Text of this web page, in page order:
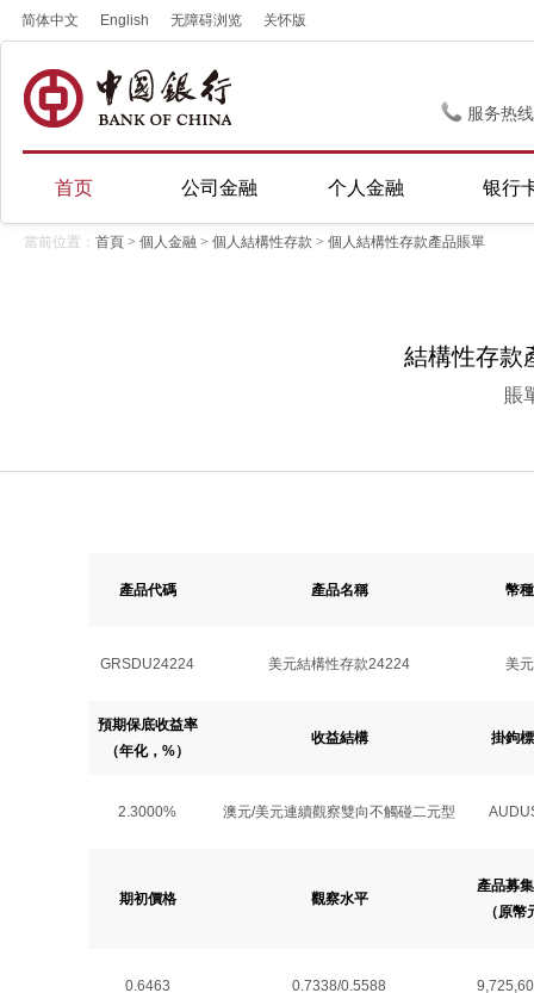
简体中文 English 无障碍浏览 关怀版
服务热
首页 公司金融 个人金融 银行
當前位置： 首頁 > 個人金融 > 個人結構性存款 > 個人結構性存款產品賬單
結構性存款
賬
產品代碼 產品名稱 幣種
GRSDU24224 美元結構性存款24224 美元
預期保底收益率
（年化，%）
收益結構 掛鉤
2.3000% 澳元/美元連續觀察雙向不觸碰二元型
期初價格 觀察水平
產品募
（原幣
0.6463 0.7338/0.5588